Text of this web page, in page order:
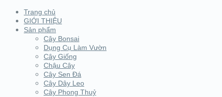
Trang chủ
GIỚI THIỆU
Sản phẩm
Cây Bonsai
Dụng Cụ Làm Vườn
Cây Giống
Chậu Cây
Cây Sen Đá
Cây Dây Leo
Cây Phong Thuỷ